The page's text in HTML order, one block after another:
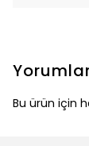
Bu ürün için